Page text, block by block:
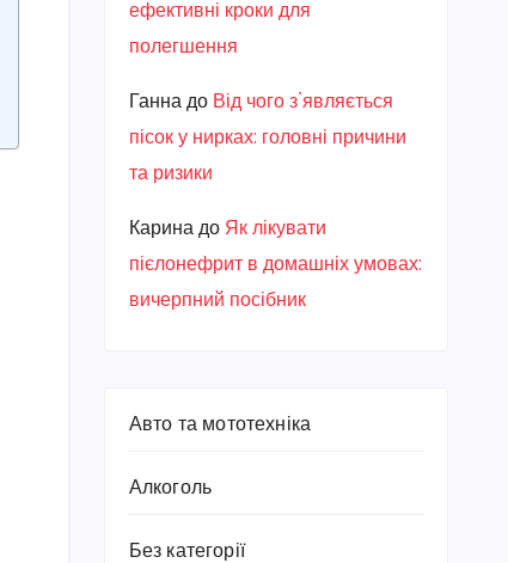
ефективні кроки для
полегшення
Ганнадо Від чого з’являється
пісок у нирках: головні причини
та ризики
Каринадо Як лікувати
пієлонефрит в домашніх умовах:
вичерпний посібник
Авто та мототехніка
Алкоголь
Без категорії